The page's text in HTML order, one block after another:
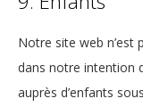
Notre site web n’est
dans notre intention
auprès d’enfants